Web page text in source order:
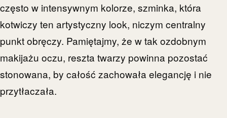
często w intensywnym kolorze, szminka, która
kotwiczy ten artystyczny look, niczym centralny
punkt obręczy. Pamiętajmy, że w tak ozdobnym
makijażu oczu, reszta twarzy powinna pozostać
stonowana, by całość zachowała elegancję i nie
przytłaczała.